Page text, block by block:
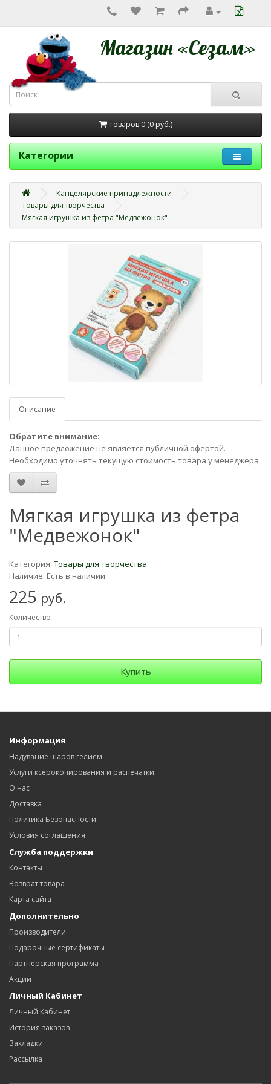
Магазин «Сезам»
Товаров 0 (0 руб.)
Категории
Канцелярские принадлежности
Товары для творчества
Мягкая игрушка из фетра "Медвежонок"
Описание
Обратите внимание:
Данное предложение не является публичной офертой.
Необходимо уточнять текущую стоимость товара у менеджера.
Мягкая игрушка из фетра
"Медвежонок"
Категория: Товары для творчества
Наличие: Есть в наличии
225 руб.
Количество
Купить
Информация
Надувание шаров гелием
Услуги ксерокопирования и распечатки
О нас
Доставка
Политика Безопасности
Условия соглашения
Служба поддержки
Контакты
Возврат товара
Карта сайта
Дополнительно
Производители
Подарочные сертификаты
Партнерская программа
Акции
Личный Кабинет
Личный Кабинет
История заказов
Закладки
Рассылка